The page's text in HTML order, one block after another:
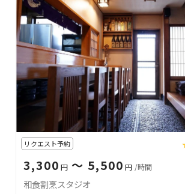
リクエスト予約
3,300 円 〜 5,500 円 /時間
和食割烹スタジオ